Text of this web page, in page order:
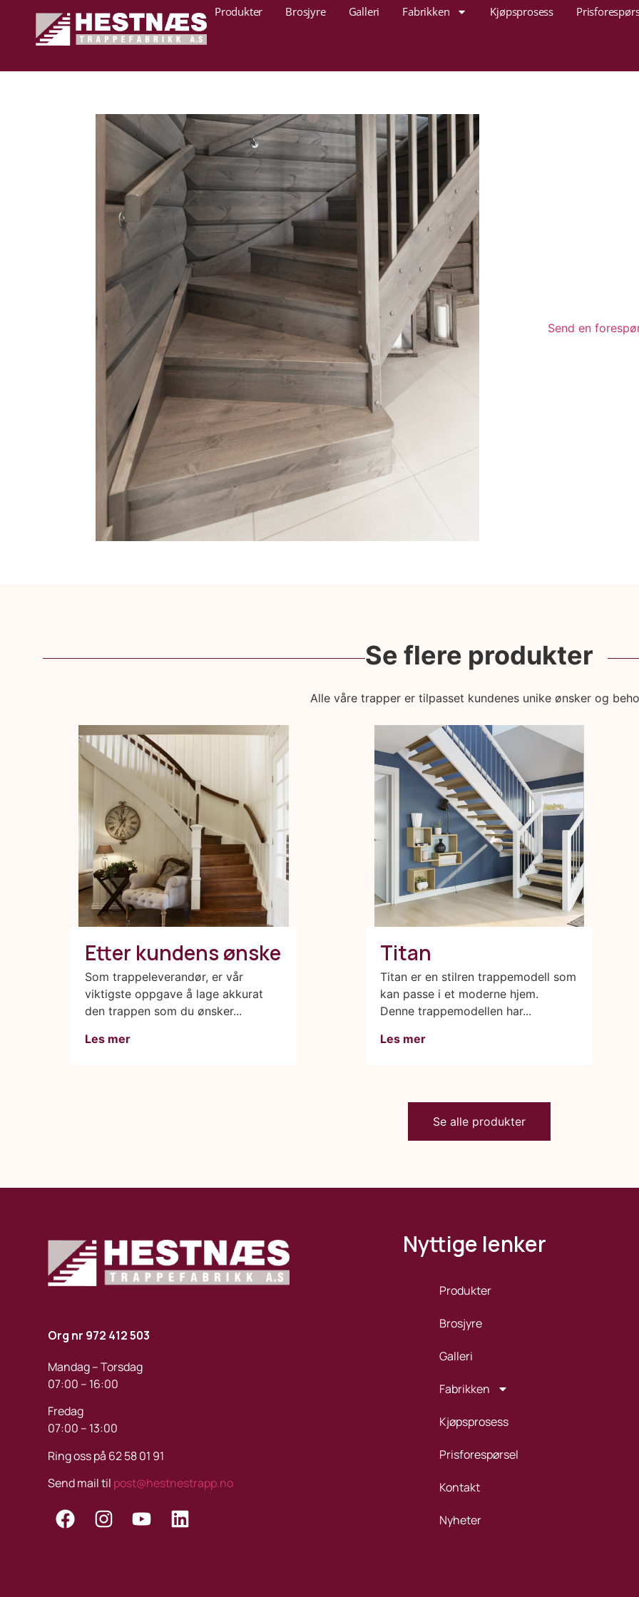
Produkter Brosjyre Galleri Fabrikken Kjøpsprosess
Send en
Se flere produkter
Alle våre trapper er tilpasset kundenes unike ønsker og
Etter kundens ønske
Som trappeleverandør, er vår
viktigste oppgave å lage akkurat
den trappen som du ønsker...
Les mer
Titan
Titan er en stilren trappemodell som
kan passe i et moderne hjem.
Denne trappemodellen har...
Les mer
Se alle produkter
Org nr 972 412 503
Mandag – Torsdag
07:00 – 16:00
Fredag
07:00 – 13:00
Ring oss på 62 58 01 91
Send mail til post@hestnestrapp.no
Nyttige lenker
Produkter
Brosjyre
Galleri
Fabrikken
Kjøpsprosess
Prisforespørsel
Kontakt
Nyheter